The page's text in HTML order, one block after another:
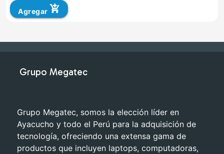
Agregar add_shopping_cart
Grupo Megatec
Grupo Megatec, somos la elección líder en
Ayacucho y todo el Perú para la adquisición de
tecnología, ofreciendo una extensa gama de
productos que incluyen laptops, computadoras,